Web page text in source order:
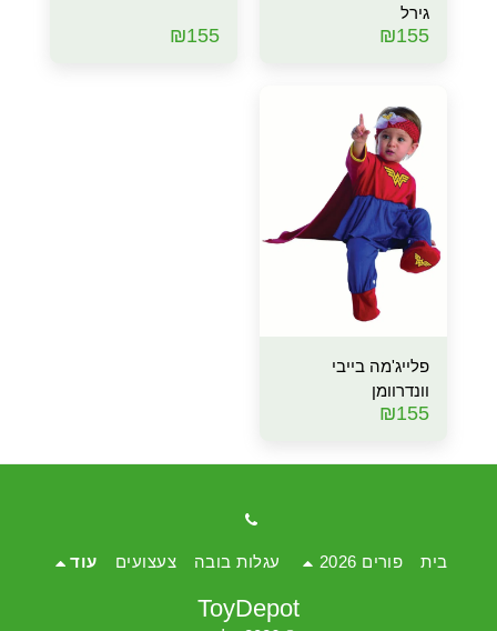
גירל
₪155
₪155
פלייג'מה בייבי
וונדרוומן
₪155
ToyDepot
בית פורים 2026 עגלות בובה צעצועים עוד